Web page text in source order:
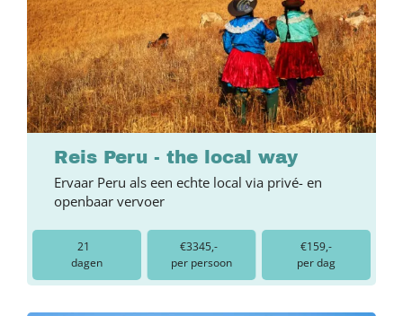
Reis Peru - the local way
Ervaar Peru als een echte local via privé- en
openbaar vervoer
21
dagen
€3345,-
per persoon
€159,-
per dag